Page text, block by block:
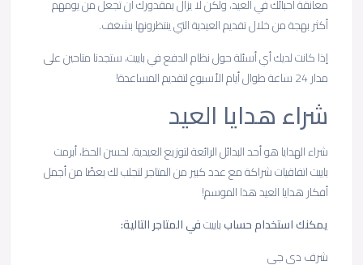
معانقة أحبائك في العيد، ولكن لا يزال بمقدورك أن تجعل من يومهم
أكثر بهجة من خلال تقديم العيدية التي ينتظرونها بشغف.
إذا كانت لديك أي أسئلة حول نظام الدفع في باييت، ستجدنا متاحين على
مدار 24 ساعة طوال أيام الأسبوع لتقديم المساعدة!
شراء هدايا العيد
شراء الهدايا هو أحد البدائل الرائعة لتوزيع العيدية. لحسن الحظ، أبرمت
باييت اتفاقيات شراكة مع عدد كبير من المتاجر لتجلب لك بعضًا من أجمل
أفكار هدايا العيد هذا الموسم!
يمكنك استخدام حسابباييتفي المتاجر التالية:
شرف دي جي